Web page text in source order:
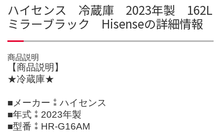
ハイセンス 冷蔵庫 2023年製 162L
ミラーブラック Hisenseの詳細情報
商品説明
【商品説明】
★冷蔵庫★
■メーカー⁑ハイセンス
■年式⁑2023年製
■型番⁑HR-G16AM